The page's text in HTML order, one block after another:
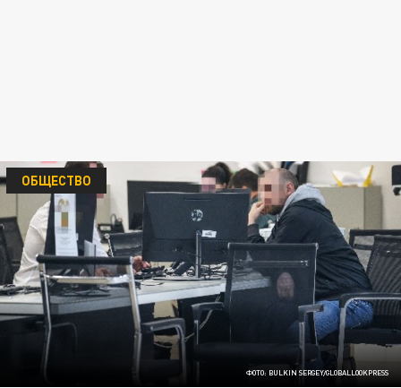
ФОТО: BULKIN SERGEY/GLOBALLOOKPRESS
ОБЩЕСТВО